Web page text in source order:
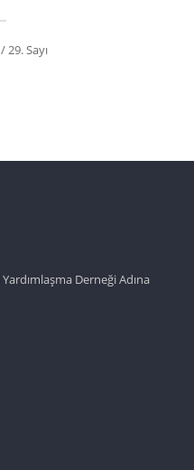
29. Sayı
Derneği Adına